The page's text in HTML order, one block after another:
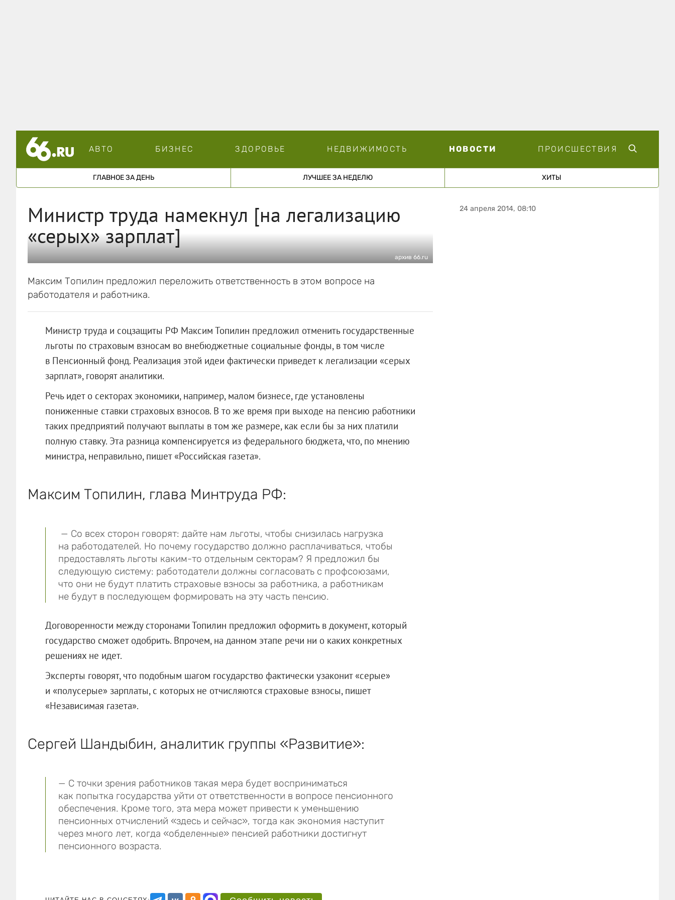
АВТО БИЗНЕС ЗДОРОВЬЕ НЕДВИЖИМОСТЬ НОВОСТИ ПРОИСШЕСТВИЯ
ГЛАВНОЕ ЗА ДЕНЬ ЛУЧШЕЕ ЗА НЕДЕЛЮ ХИТЫ
Министр труда намекнул [на легализацию
«серых» зарплат]
архив 66.ru
Максим Топилин предложил переложить ответственность в этом вопросе на
работодателя и работника.
Министр труда и соцзащиты РФ Максим Топилин предложил отменить государственные
льготы по страховым взносам во внебюджетные социальные фонды, в том числе
в Пенсионный фонд. Реализация этой идеи фактически приведет к легализации «серых
зарплат», говорят аналитики.
Речь идет о секторах экономики, например, малом бизнесе, где установлены
пониженные ставки страховых взносов. В то же время при выходе на пенсию работники
таких предприятий получают выплаты в том же размере, как если бы за них платили
полную ставку. Эта разница компенсируется из федерального бюджета, что, по мнению
министра, неправильно, пишет «Российская газета».
Максим Топилин, глава Минтруда РФ:
— Со всех сторон говорят: дайте нам льготы, чтобы снизилась нагрузка
на работодателей. Но почему государство должно расплачиваться, чтобы
предоставлять льготы каким-то отдельным секторам? Я предложил бы
следующую систему: работодатели должны согласовать с профсоюзами,
что они не будут платить страховые взносы за работника, а работникам
не будут в последующем формировать на эту часть пенсию.
Договоренности между сторонами Топилин предложил оформить в документ, который
государство сможет одобрить. Впрочем, на данном этапе речи ни о каких конкретных
решениях не идет.
Эксперты говорят, что подобным шагом государство фактически узаконит «серые»
и «полусерые» зарплаты, с которых не отчисляются страховые взносы, пишет
«Независимая газета».
Сергей Шандыбин, аналитик группы «Развитие»:
— С точки зрения работников такая мера будет восприниматься
как попытка государства уйти от ответственности в вопросе пенсионного
обеспечения. Кроме того, эта мера может привести к уменьшению
пенсионных отчислений «здесь и сейчас», тогда как экономия наступит
через много лет, когда «обделенные» пенсией работники достигнут
пенсионного возраста.
24 апреля 2014, 08:10